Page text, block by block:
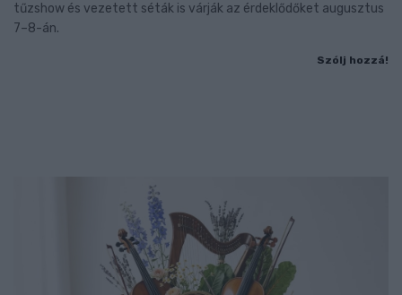
tűzshow és vezetett séták is várják az érdeklődőket augusztus
7–8-án.
Szólj hozzá!